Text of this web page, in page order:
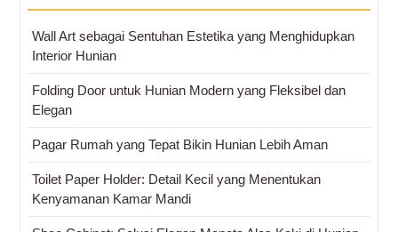
Wall Art sebagai Sentuhan Estetika yang Menghidupkan
Interior Hunian
Folding Door untuk Hunian Modern yang Fleksibel dan
Elegan
Pagar Rumah yang Tepat Bikin Hunian Lebih Aman
Toilet Paper Holder: Detail Kecil yang Menentukan
Kenyamanan Kamar Mandi